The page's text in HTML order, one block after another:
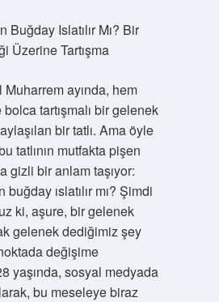
Buğday Islatılır Mı? Bir
Üzerine Tartışma
ayında, hem
tartışmalı bir gelenek
bir tatlı. Ama öyle
tatlının mutfakta pişen
gizli bir anlam taşıyor:
ıslatılır mı? Şimdi
ki, aşure, bir gelenek
gelenek dediğimiz şey
değişime
yaşında, sosyal medyada
bu meseleye biraz